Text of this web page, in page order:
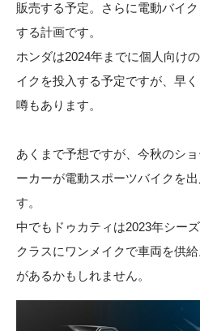
販売する予定。さらに電動バイ
する計画です。
ホンダは2024年までに個人向け
イクを投入する予定ですが、早
噂もあります。
あくまで予想ですが、今秋のシ
ーカーが電動スポーツバイクを
す。
中でもドゥカティは2023年シー
クラスにワンメイクで車両を供
があるかもしれません。